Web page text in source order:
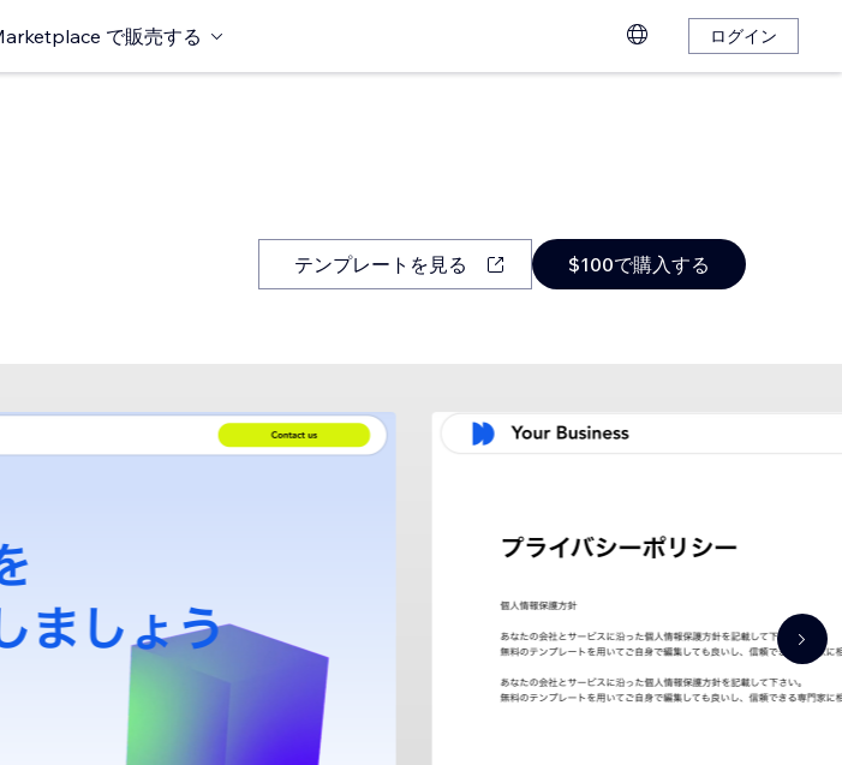
で販売する ログイン
テンプレートを見る $100で購入する